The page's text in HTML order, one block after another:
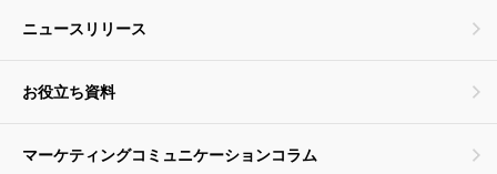
ニュースリリース
お役立ち資料
マーケティングコミュニケーションコラム